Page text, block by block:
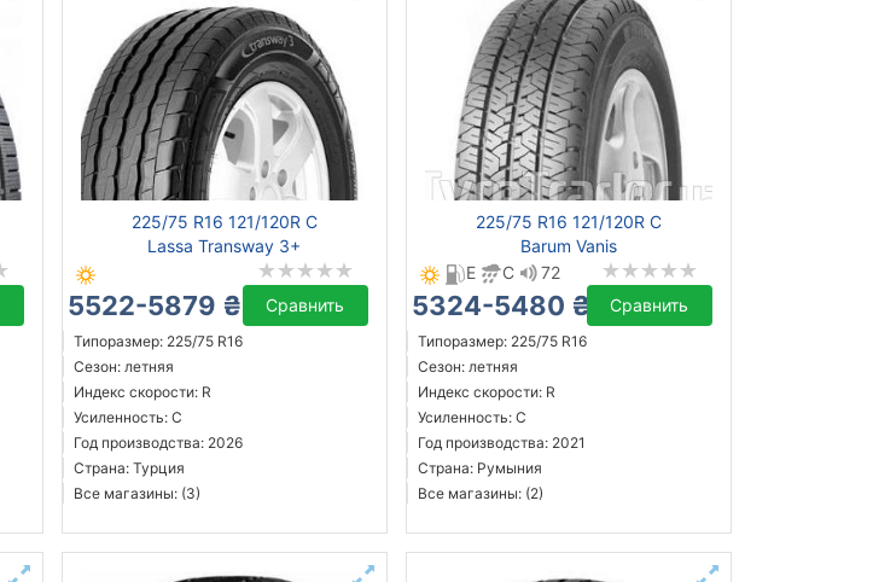
225/75 R16 121/120R C
Lassa Transway 3+
5522-5879 ₴ Сравнить
Типоразмер: 225/75 R16
Сезон: летняя
Индекс скорости: R
Усиленность: C
Год производства: 2026
Страна: Турция
Все магазины: (3)
225/75 R16 121/120R C
Barum Vanis
E
C 72
5324-5480 ₴ Сравнить
Типоразмер: 225/75 R16
Сезон: летняя
Индекс скорости: R
Усиленность: C
Год производства: 2021
Страна: Румыния
Все магазины: (2)